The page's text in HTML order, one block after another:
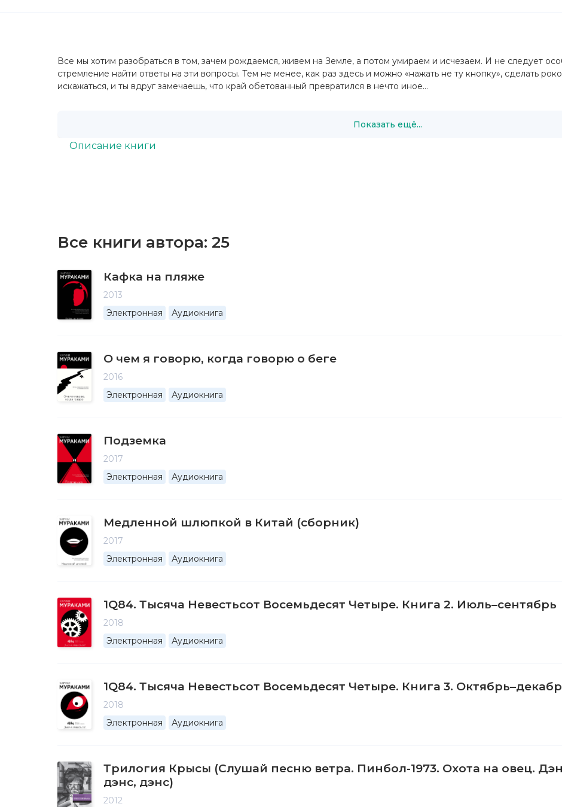
Все мы хотим разобраться в том, зачем рождаемся, живем на Земле, а потом умираем и исчезаем. И не следует
стремление найти ответы на эти вопросы. Тем не менее, как раз здесь и можно «нажать не ту кнопку», сделать
искажаться, и ты вдруг замечаешь, что край обетованный превратился в нечто иное…
Показать ещё...
Описание книги
Все книги автора: 25
Кафка на пляже
2013
Электронная
Аудиокнига
О чем я говорю, когда говорю о беге
2016
Электронная
Аудиокнига
Подземка
2017
Электронная
Аудиокнига
Медленной шлюпкой в Китай (сборник)
2017
Электронная
Аудиокнига
1Q84. Тысяча Невестьсот Восемьдесят Четыре. Книга 2. Июль–сентябрь
2018
Электронная
Аудиокнига
1Q84. Тысяча Невестьсот Восемьдесят Четыре. Книга 3.
2018
Электронная
Аудиокнига
Трилогия Крысы (Слушай песню ветра. Пинбол-1973. Охота на овец.
дэнс, дэнс)
2012